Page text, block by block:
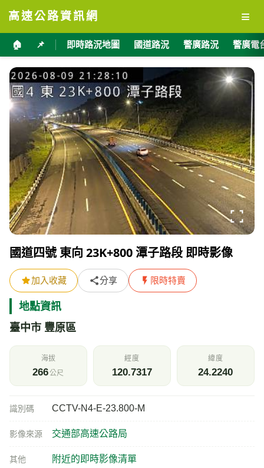
高速公路資訊網 ≡
🏠 📌 即時路況地圖 國道路況 警廣路況 警廣電
國道四號 東向 23K+800 潭子路段 即時影像
加入收藏 分享 限時特賣
地點資訊
臺中市 豐原區
海拔
266公尺
經度
120.7317
緯度
24.2240
識別碼 CCTV-N4-E-23.800-M
影像來源 交通部高速公路局
其他 附近的即時影像清單